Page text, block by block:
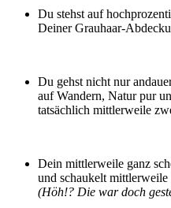
Du stehst auf
Deiner Grauhaar-
Du gehst nicht nur
auf Wandern, Natur pur
tatsächlich mittlerweile
Dein mittlerweile ganz
und schaukelt
(Höh!? Die war doch